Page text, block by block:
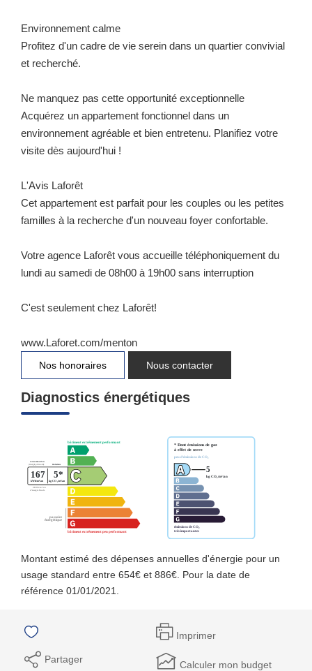
Environnement calme
Profitez d'un cadre de vie serein dans un quartier convivial
et recherché.
Ne manquez pas cette opportunité exceptionnelle
Acquérez un appartement fonctionnel dans un
environnement agréable et bien entretenu. Planifiez votre
visite dès aujourd'hui !
L'Avis Laforêt
Cet appartement est parfait pour les couples ou les petites
familles à la recherche d'un nouveau foyer confortable.
Votre agence Laforêt vous accueille téléphoniquement du
lundi au samedi de 08h00 à 19h00 sans interruption
C'est seulement chez Laforêt!
www.Laforet.com/menton
Nos honoraires Nous contacter
Diagnostics énergétiques
Montant estimé des dépenses annuelles d'énergie pour un
usage standard entre 654€ et 886€. Pour la date de
référence 01/01/2021.
Imprimer
Partager Calculer mon budget